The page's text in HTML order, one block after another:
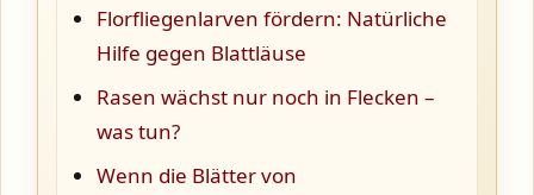
Florfliegenlarven fördern: Natürliche
Hilfe gegen Blattläuse
Rasen wächst nur noch in Flecken –
was tun?
Wenn die Blätter von